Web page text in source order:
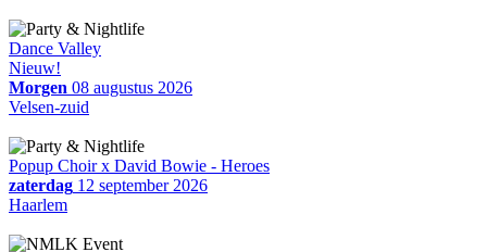
Dance Valley
Nieuw!
Morgen 08 augustus 2026
Velsen-zuid
Popup Choir x David Bowie - Heroes
zaterdag 12 september 2026
Haarlem